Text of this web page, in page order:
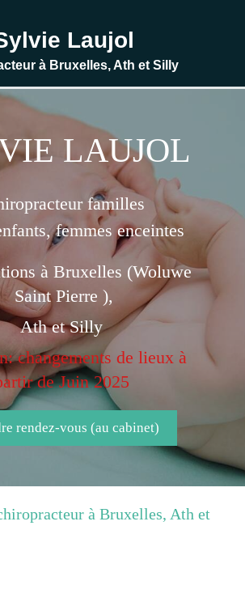
Laujol
à Bruxelles, Ath et Silly
LAUJOL
familles
femmes enceintes
à Bruxelles (Woluwe
Saint Pierre ),
Ath et Silly
changements de lieux à
de Juin 2025
rendez-vous (au cabinet)
à Bruxelles, Ath et